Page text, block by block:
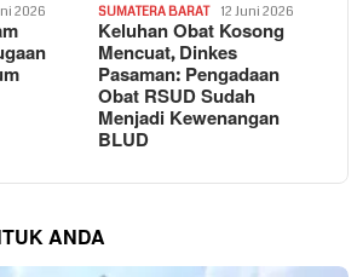
2026 SUMATERA BARAT 12 Juni 2026
Keluhan Obat Kosong
Mencuat, Dinkes
Pasaman: Pengadaan
Obat RSUD Sudah
Menjadi Kewenangan
BLUD
ANDA